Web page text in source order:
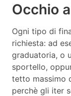
Occhio
Ogni tipo di
richiesta: ad
graduatoria, o
sportello,
tetto massimo
perchè gli iter